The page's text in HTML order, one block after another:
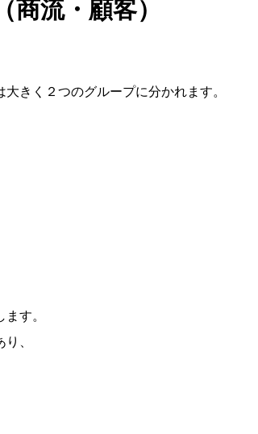
流・顧客）
きく２つのグループに分かれます。
ます。
、